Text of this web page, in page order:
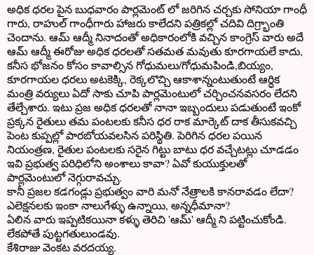
అధిక ధరల పైన బుధవారం పార్లమెంట్ లో జరిగిన చర్చకు సోనియా గాంధీ
గారు, రాహుల్ గాంధీగారు హాజరు కాలేదని పత్రికల్లో చదివి దిగ్ర్భాంతి
చెందాను. ఆమ్ ఆద్మీ నినాదంతో అధికారంలోకి వచ్చిన కాంగ్రెస్ వారు అదే
ఆమ్ ఆద్మీ ఈరోజు అధిక ధరలతో సతమత మవుతు కూరగాయలే కాదు,
కనీస భోజనం కోసం కావాల్సిన గోధుమలు/గోధుమపిండి,బియ్యం,
కూరగాయల ధరలు అటకెక్కి, రెక్కలొచ్చి ఆకాశాన్నంటుతుంటే ఆర్ధిక
మంత్రి వర్యులు ఏదో సాకు చూపి పార్లమెంటులో చర్చించనవసరం లేదని
తేల్చేశారు. ఇటు ప్రజ అధిక ధరలతో నానా ఇబ్బందులు పడుతుంటే ఇంకో
ప్రక్కన రైతులు తమ పంటలకు కనీస ధర రాక మార్కెట్ దాక తీసుకవచ్చి
పెంట కుప్పల్లో పారబోయవలసిన పరిస్థితి. పెరిగిన ధరల పయిన
నియంత్రణ, రైతుల పంటలకు సరైన గిట్టు బాటు ధర వచ్చేటట్లు చూడడం
ఇవి ప్రభుత్వ పరిధిలోని అంశాలు కావా? ఏవో కుయుక్తులతో
పార్లమెంటులో నెగ్గురావచ్చు.
కానీ ప్రజల కడగండ్లు ప్రభుత్వం వారి మనో నేత్రాలకి కానరావడం లేదా?
ఎలెక్షనలకు ఇంకా నాలుగేళ్ళు ఉన్నాయి, అన్నధీమానా?
ఏలిన వారు ఇప్పటికయినా కళ్ళు తెరిచి 'ఆమ్' ఆద్మీ ని పట్టించుకోండి.
లేకపోతే పుట్టగతులుండవు.
కేశిరాజు వెంకట వరదయ్య.